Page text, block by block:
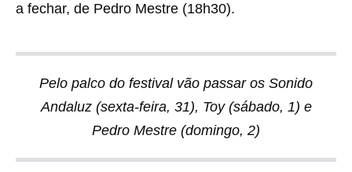
a fechar, de Pedro Mestre (18h30).
Pelo palco do festival vão passar os Sonido
Andaluz (sexta-feira, 31), Toy (sábado, 1) e
Pedro Mestre (domingo, 2)